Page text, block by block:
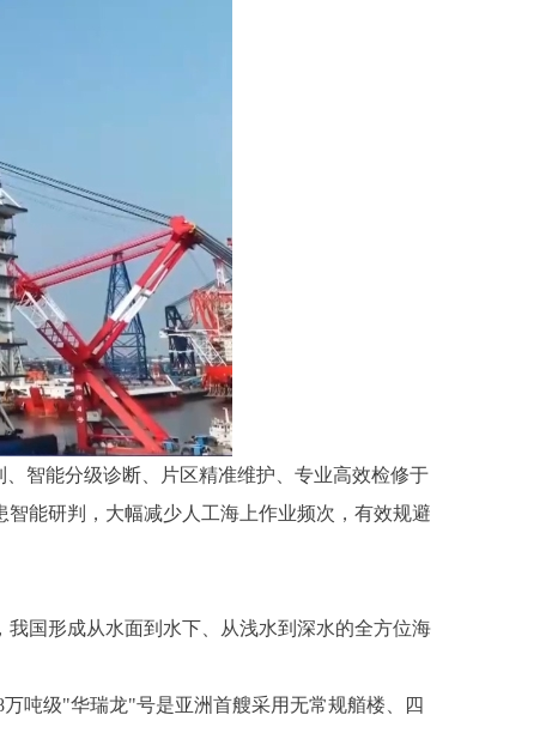
智能分级诊断、片区精准维护、专业高效检修于
能研判，大幅减少人工海上作业频次，有效规避
国形成从水面到水下、从浅水到深水的全方位海
吨级"华瑞龙"号是亚洲首艘采用无常规艏楼、四